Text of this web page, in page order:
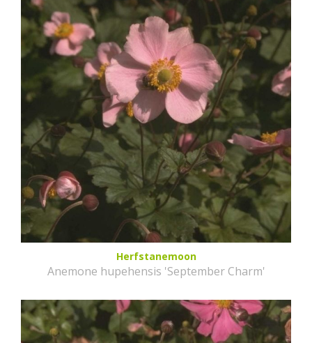
Herfstanemoon
Anemone hupehensis 'September Charm'